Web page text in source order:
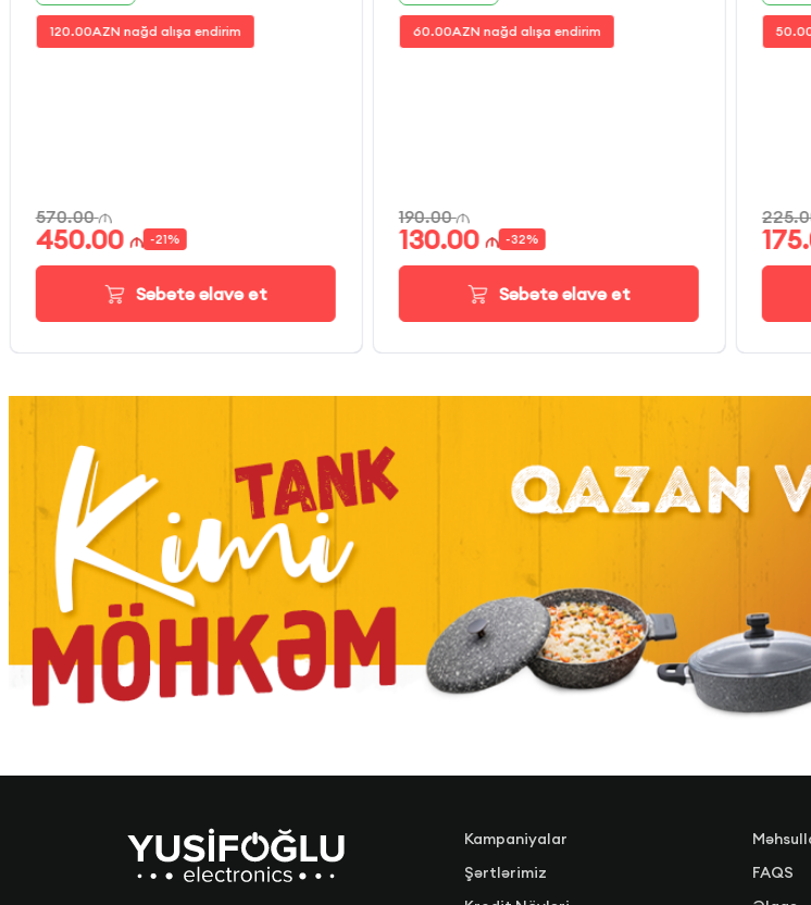
120.00AZN nağd alışa endirim
570.00
450.00 -21%
Səbətə əlavə et
60.00AZN nağd alışa endirim
190.00
130.00 -32%
Səbətə əlavə et
Kampaniyalar
Şərtlərimiz
FAQS